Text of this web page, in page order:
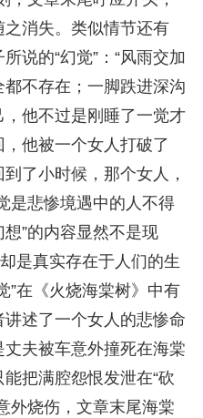
之消失。类似情节还有
说的“幻觉”：“风雨交加
不存在；一脚跌进深沟
他不过是刚睡了一觉才
他被一个女人打破了
了小时候，那个女人，
是悲惨境遇中的人不得
想”的内容显然不是现
是真实存在于人们的生
”在《火烧海棠树》中有
述了一个女人的悲惨命
夫被车意外撞死在海棠
把满腔怨恨发泄在“砍
外烧伤，文章末尾海棠